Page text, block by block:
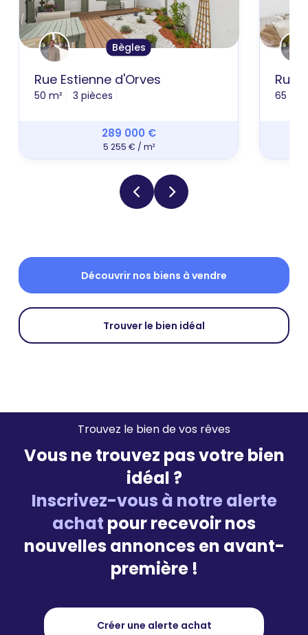
Bègles
Rue Estienne d'Orves
50 m² 3 pièces
289 000 €
5 255 € / m²
Rue
65 m²
Découvrir nos biens à vendre
Trouver le bien idéal
Trouvez le bien de vos rêves
Vous ne trouvez pas votre bien
idéal ?
Inscrivez-vous à notre alerte
achat pour recevoir nos
nouvelles annonces en avant-
première !
Créer une alerte achat